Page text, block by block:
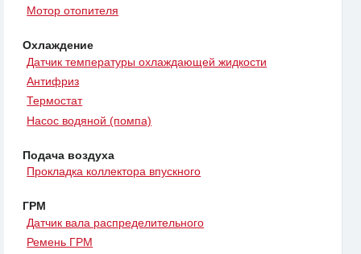
Мотор отопителя
Охлаждение
Датчик температуры охлаждающей жидкости
Антифриз
Термостат
Насос водяной (помпа)
Подача воздуха
Прокладка коллектора впускного
ГРМ
Датчик вала распределительного
Ремень ГРМ